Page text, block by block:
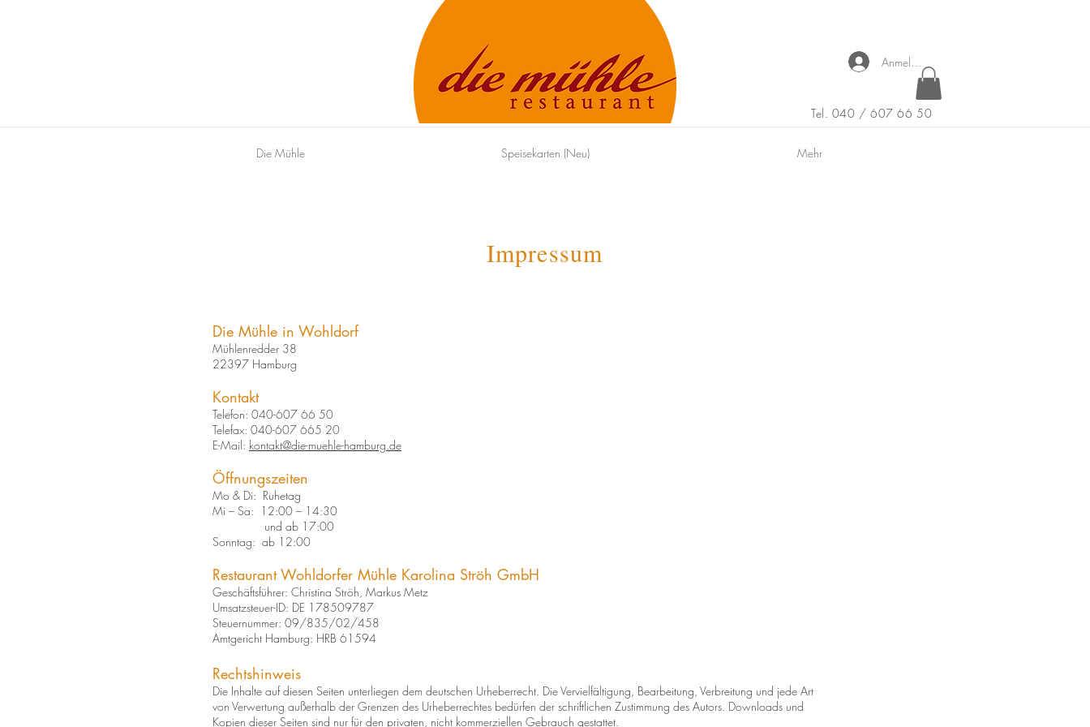
Anmelden
Tel. 040 / 607 66 50
Die Mühle Speisekarten (Neu) Mehr
Impressum
Die Mühle in Wohldorf
Mühlenredder 38
22397 Hamburg
Kontakt
Telefon: 040-607 66 50
Telefax: 040-607 665 20
E-Mail: kontakt@die-muehle-hamburg.de
Öffnungszeiten
Mo & Di: Ruhetag
Mi – Sa: 12:00 – 14:30
und ab 17:00
Sonntag: ab 12:00
Restaurant Wohldorfer Mühle Karolina Ströh GmbH
Geschäftsführer: Christina Ströh, Markus Metz
Umsatzsteuer-ID: DE 178509787
Steuernummer: 09/835/02/458
Amtgericht Hamburg: HRB 61594
Rechtshinweis
Die Inhalte auf diesen Seiten unterliegen dem deutschen Urheberrecht. Die Vervielfältigung, Bearbeitung, Verbreitung und jede Art
von Verwertung außerhalb der Grenzen des Urheberrechtes bedürfen der schriftlichen Zustimmung des Autors. Downloads und
Kopien dieser Seiten sind nur für den privaten, nicht kommerziellen Gebrauch gestattet.